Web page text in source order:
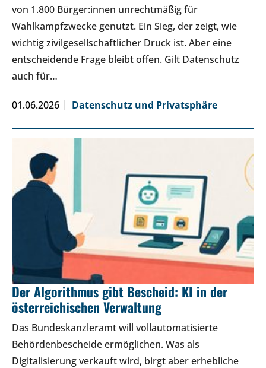
von 1.800 Bürger:innen unrechtmäßig für
Wahlkampfzwecke genutzt. Ein Sieg, der zeigt, wie
wichtig zivilgesellschaftlicher Druck ist. Aber eine
entscheidende Frage bleibt offen. Gilt Datenschutz
auch für…
01.06.2026 Datenschutz und Privatsphäre
Der Algorithmus gibt Bescheid: KI in der
österreichischen Verwaltung
Das Bundeskanzleramt will vollautomatisierte
Behördenbescheide ermöglichen. Was als
Digitalisierung verkauft wird, birgt aber erhebliche